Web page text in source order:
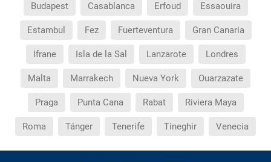
Budapest Casablanca Erfoud Essaouira
Estambul Fez Fuerteventura Gran Canaria
Ifrane Isla de la Sal Lanzarote Londres
Malta Marrakech Nueva York Ouarzazate
Praga Punta Cana Rabat Riviera Maya
Roma Tánger Tenerife Tineghir Venecia